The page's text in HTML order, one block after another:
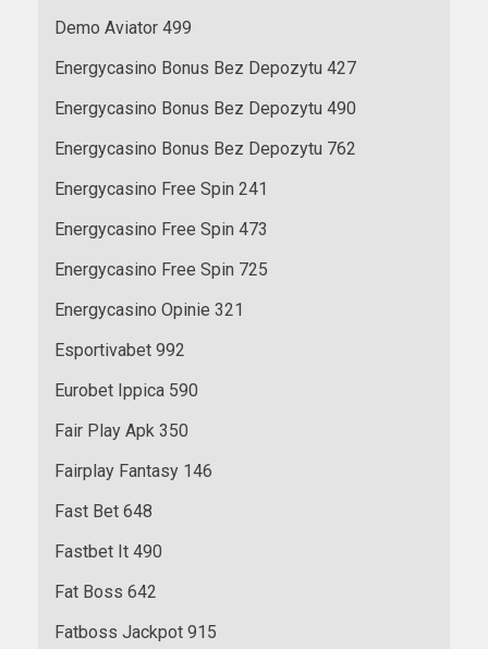
Demo Aviator 499
Energycasino Bonus Bez Depozytu 427
Energycasino Bonus Bez Depozytu 490
Energycasino Bonus Bez Depozytu 762
Energycasino Free Spin 241
Energycasino Free Spin 473
Energycasino Free Spin 725
Energycasino Opinie 321
Esportivabet 992
Eurobet Ippica 590
Fair Play Apk 350
Fairplay Fantasy 146
Fast Bet 648
Fastbet It 490
Fat Boss 642
Fatboss Jackpot 915